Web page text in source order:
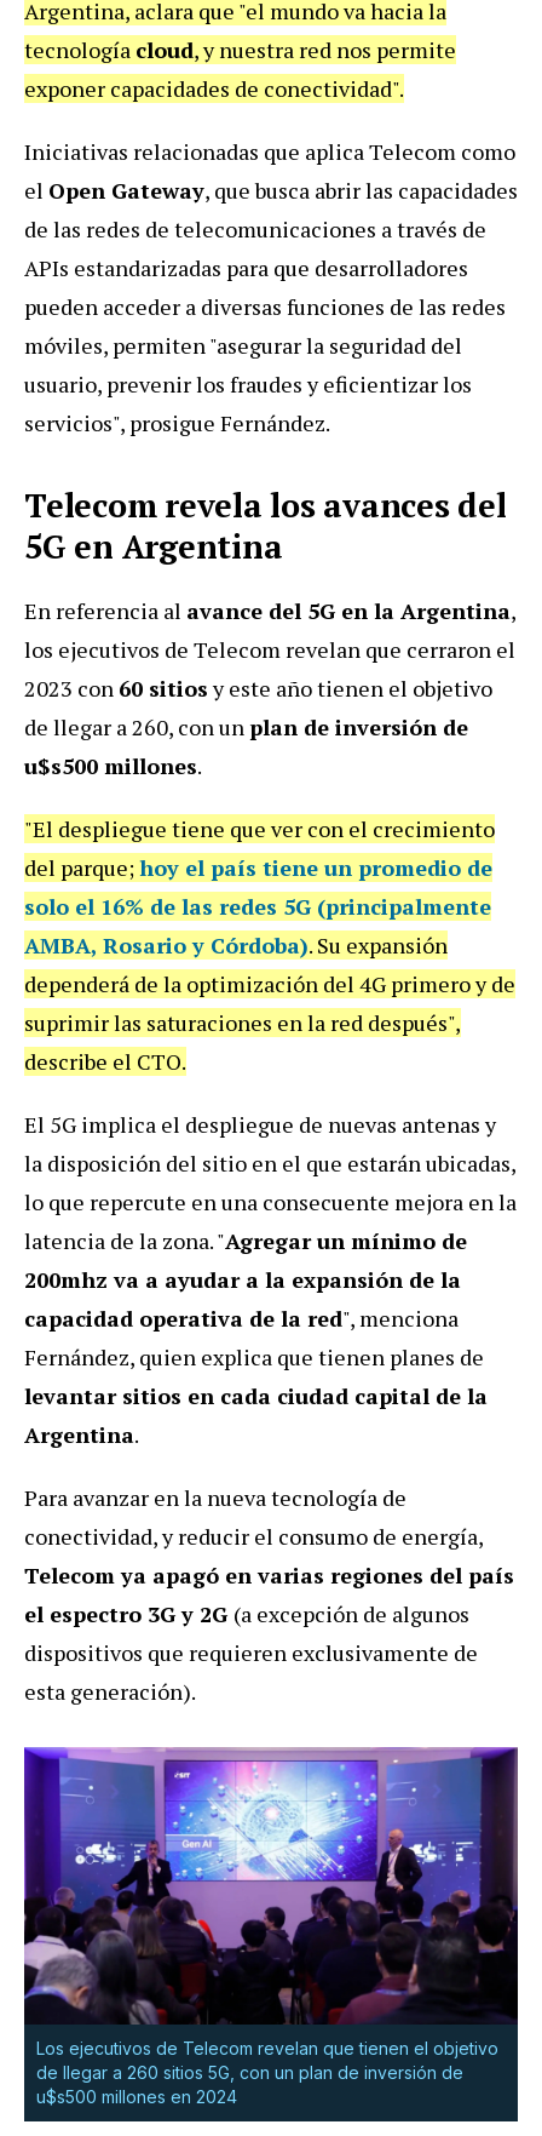
Argentina, aclara que "el mundo va hacia la
tecnología cloud, y nuestra red nos permite
exponer capacidades de conectividad".
Iniciativas relacionadas que aplica Telecom como
el Open Gateway, que busca abrir las capacidades
de las redes de telecomunicaciones a través de
APIs estandarizadas para que desarrolladores
pueden acceder a diversas funciones de las redes
móviles, permiten "asegurar la seguridad del
usuario, prevenir los fraudes y eficientizar los
servicios", prosigue Fernández.
Telecom revela los avances del
5G en Argentina
En referencia al avance del 5G en la Argentina,
los ejecutivos de Telecom revelan que cerraron el
2023 con 60 sitiosy este año tienen el objetivo
de llegar a 260, con un plan de inversión de
u$s500 millones.
"El despliegue tiene que ver con el crecimiento
del parque; hoy el país tiene un promedio de
solo el 16% de las redes 5G (principalmente
AMBA, Rosario y Córdoba). Su expansión
dependerá de la optimización del 4G primero y de
suprimir las saturaciones en la red después",
describe el CTO.
El 5G implica el despliegue de nuevas antenas y
la disposición del sitio en el que estarán ubicadas,
lo que repercute en una consecuente mejora en la
latencia de la zona. "Agregar un mínimo de
200mhz va a ayudar a la expansión de la
capacidad operativa de la red", menciona
Fernández, quien explica que tienen planes de
levantar sitios en cada ciudad capital de la
Argentina.
Para avanzar en la nueva tecnología de
conectividad, y reducir el consumo de energía,
Telecom ya apagó en varias regiones del país
el espectro 3G y 2G (a excepción de algunos
dispositivos que requieren exclusivamente de
esta generación).
Los ejecutivos de Telecom revelan que tienen el objetivo
de llegar a 260 sitios 5G, con un plan de inversión de
u$s500 millones en 2024